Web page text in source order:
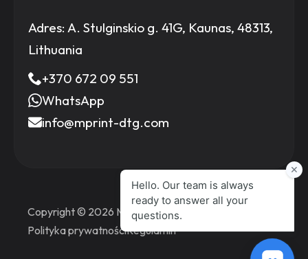
Adres: A. Stulginskio g. 41G, Kaunas, 48313,
Lithuania
+370 672 09 551
WhatsApp
info@mprint-dtg.com
Copyright © 2026 MPrint Printers
Polityka prywatnościRegulamin